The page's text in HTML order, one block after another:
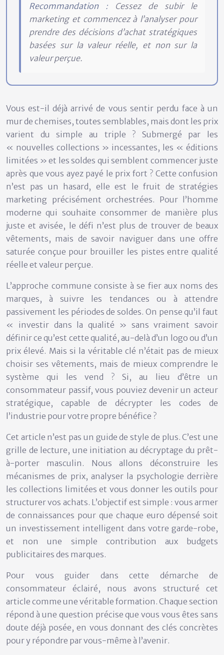
Recommandation : Cessez de subir le
marketing et commencez à l’analyser pour
prendre des décisions d’achat stratégiques
basées sur la valeur réelle, et non sur la
valeur perçue.
Vous est-il déjà arrivé de vous sentir perdu face à un
mur de chemises, toutes semblables, mais dont les prix
varient du simple au triple ? Submergé par les
« nouvelles collections » incessantes, les « éditions
limitées » et les soldes qui semblent commencer juste
après que vous ayez payé le prix fort ? Cette confusion
n’est pas un hasard, elle est le fruit de stratégies
marketing précisément orchestrées. Pour l’homme
moderne qui souhaite consommer de manière plus
juste et avisée, le défi n’est plus de trouver de beaux
vêtements, mais de savoir naviguer dans une offre
saturée conçue pour brouiller les pistes entre qualité
réelle et valeur perçue.
L’approche commune consiste à se fier aux noms des
marques, à suivre les tendances ou à attendre
passivement les périodes de soldes. On pense qu’il faut
« investir dans la qualité » sans vraiment savoir
définir ce qu’est cette qualité, au-delà d’un logo ou d’un
prix élevé. Mais si la véritable clé n’était pas de mieux
choisir ses vêtements, mais de mieux comprendre le
système qui les vend ? Si, au lieu d’être un
consommateur passif, vous pouviez devenir un acteur
stratégique, capable de décrypter les codes de
l’industrie pour votre propre bénéfice ?
Cet article n’est pas un guide de style de plus. C’est une
grille de lecture, une initiation au décryptage du prêt-
à-porter masculin. Nous allons déconstruire les
mécanismes de prix, analyser la psychologie derrière
les collections limitées et vous donner les outils pour
structurer vos achats. L’objectif est simple : vous armer
de connaissances pour que chaque euro dépensé soit
un investissement intelligent dans votre garde-robe,
et non une simple contribution aux budgets
publicitaires des marques.
Pour vous guider dans cette démarche de
consommateur éclairé, nous avons structuré cet
article comme une véritable formation. Chaque section
répond à une question précise que vous vous êtes sans
doute déjà posée, en vous donnant des clés concrètes
pour y répondre par vous-même à l’avenir.